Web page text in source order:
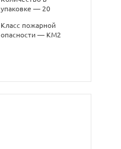
упаковке — 20
Класс пожарной
опасности — КМ2